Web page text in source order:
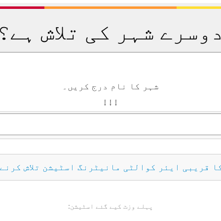
دوسرے شہر کی تلاش ہے؟
شہر کا نام درج کریں۔
↓ ↓ ↓
قریبی ایئر کوالٹی مانیٹرنگ اسٹیشن تلاش
پہلے وزٹ کیے گئے اسٹیشن: